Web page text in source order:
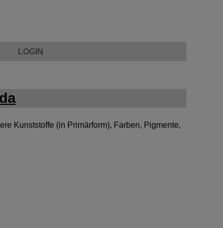
LOGIN
Kunststoffe (in Primärform), Farben, Pigmente,